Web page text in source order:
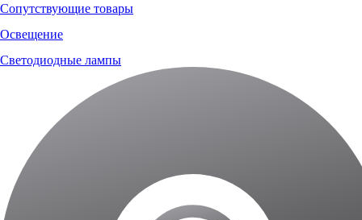
Сопутствующие товары
Освещение
Светодиодные лампы